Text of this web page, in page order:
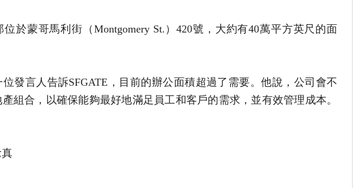
於蒙哥馬利街（Montgomery St.）420號，大約有40萬平方英尺的面
發言人告訴SFGATE，目前的辦公面積超過了需要。他說，公司會不
組合，以確保能夠最好地滿足員工和客戶的需求，並有效管理成本。